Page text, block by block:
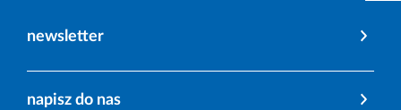
newsletter
napisz do nas